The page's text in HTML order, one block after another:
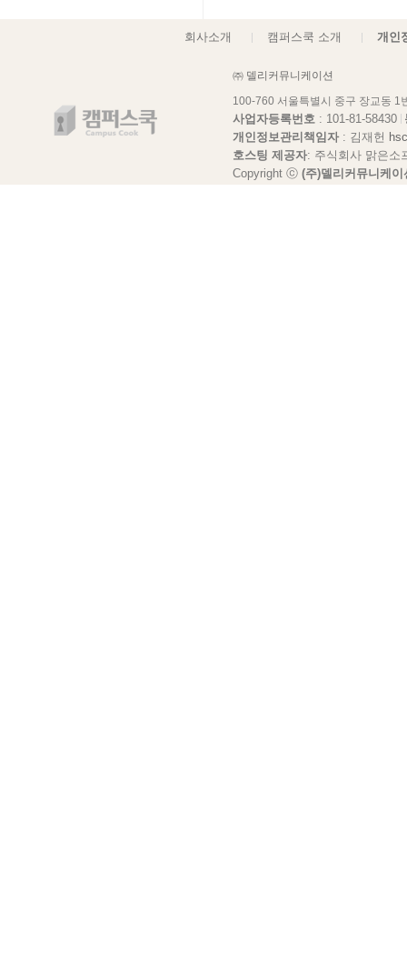
회사소개 캠퍼스쿡 소개 개인
㈜ 델리커뮤니케이션
100-760 서울특별시 중구 장교동 1
사업자등록번호 : 101-81-58430
개인정보관리책임자: 김재헌
호스팅 제공자: 주식회사 맑은소
Copyright ⓒ (주)델리커뮤니케이